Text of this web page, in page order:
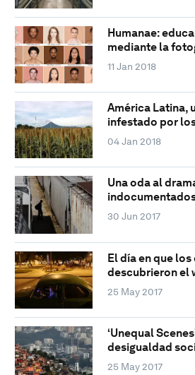
Humanae:
mediante la
11 Jan 2018
América Latina,
infestado por
04 Jan 2018
Una oda al
30 Jun 2017
El día en que
descubrieron el
25 May 2017
‘Unequal
desigualdad
25 May 2017